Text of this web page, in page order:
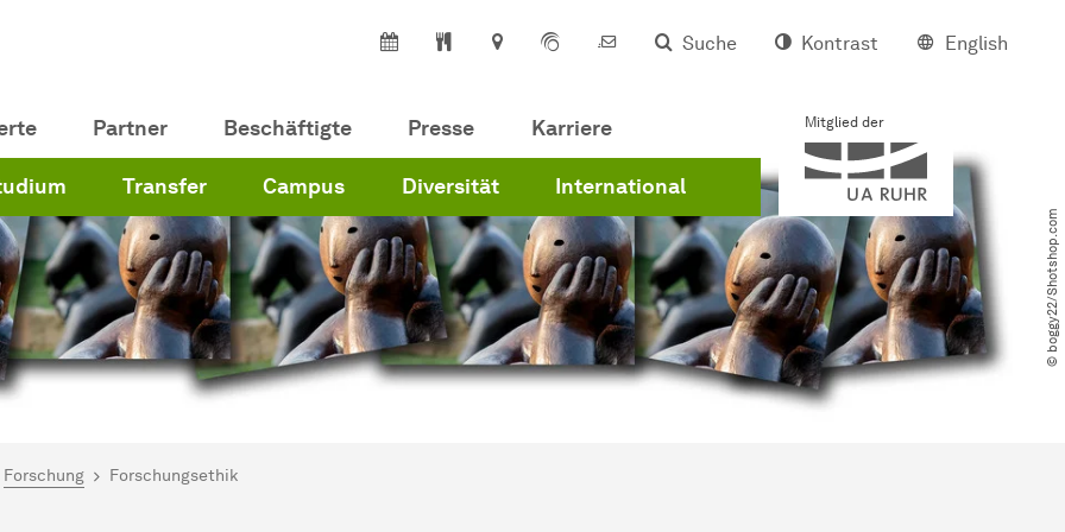
Suche Kontrast English
Partner Beschäftigte Presse Karriere
Transfer Campus Diversität International
Mitglied der
© boggy22​/​Shotshop.com
hier:
Forschung Forschungsethik